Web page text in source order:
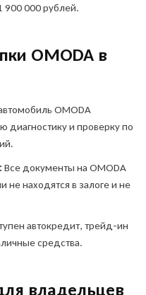
900 000 рублей.
OMODA в
OMODA
диагностику и проверку по
Все документы на OMODA
находятся в залоге и не
автокредит, трейд-ин
средства.
владельцев
онлайн и
без